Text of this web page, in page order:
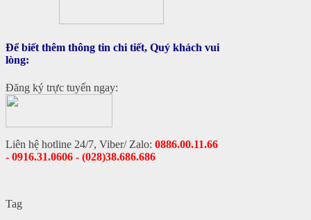
Để biết thêm thông tin chi tiết, Quý khách vui
lòng:
Đăng ký trực tuyến ngay:
Liên hệ hotline 24/7, Viber/ Zalo: 0886.00.11.66
- 0916.31.0606 - (028)38.686.686
Tag